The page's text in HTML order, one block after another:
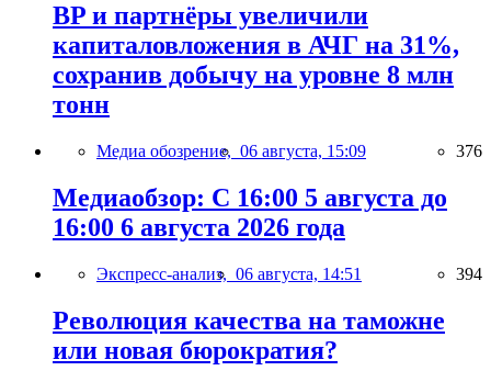
BP и партнёры увеличили
капиталовложения в АЧГ на 31%,
сохранив добычу на уровне 8 млн
тонн
Медиа обозрение, 06 августа, 15:09 376
Медиаобзор: С 16:00 5 августа до
16:00 6 августа 2026 года
Экспресс-анализ, 06 августа, 14:51 394
Революция качества на таможне
или новая бюрократия?